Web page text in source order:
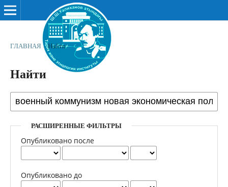
ГЛАВНАЯ / Найти
Найти
РАСШИРЕННЫЕ ФИЛЬТРЫ
Опубликовано после
Опубликовано до